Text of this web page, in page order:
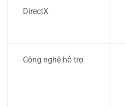
DirectX
Công nghệ hỗ trợ